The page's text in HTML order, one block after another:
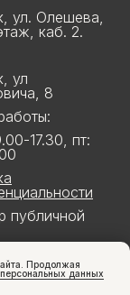
Продолжая
персональных данных
ул. Олешева,
каб. 2.
ул
8
17.30, пт:
публичной